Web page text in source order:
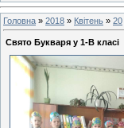
Головна » 2018 » Квітень » 20
Свято Букваря у 1-В класі